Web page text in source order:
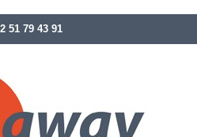
51 79 43 91